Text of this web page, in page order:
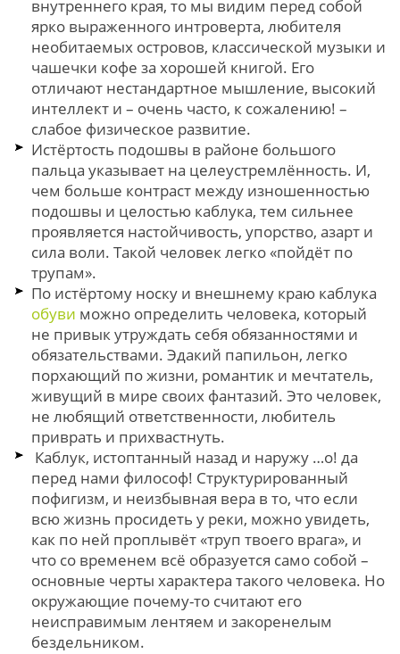
внутреннего края, то мы видим перед собой
ярко выраженного интроверта, любителя
необитаемых островов, классической музыки и
чашечки кофе за хорошей книгой. Его
отличают нестандартное мышление, высокий
интеллект и – очень часто, к сожалению! –
слабое физическое развитие.
Истёртость подошвы в районе большого
пальца указывает на целеустремлённость. И,
чем больше контраст между изношенностью
подошвы и целостью каблука, тем сильнее
проявляется настойчивость, упорство, азарт и
сила воли. Такой человек легко «пойдёт по
трупам».
По истёртому носку и внешнему краю каблука
обуви можно определить человека, который
не привык утруждать себя обязанностями и
обязательствами. Эдакий папильон, легко
порхающий по жизни, романтик и мечтатель,
живущий в мире своих фантазий. Это человек,
не любящий ответственности, любитель
приврать и прихвастнуть.
Каблук, истоптанный назад и наружу …о! да
перед нами философ! Структурированный
пофигизм, и неизбывная вера в то, что если
всю жизнь просидеть у реки, можно увидеть,
как по ней проплывёт «труп твоего врага», и
что со временем всё образуется само собой –
основные черты характера такого человека. Но
окружающие почему-то считают его
неисправимым лентяем и закоренелым
бездельником.